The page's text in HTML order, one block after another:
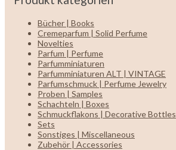
Bücher | Books
Cremeparfum | Solid Perfume
Novelties
Parfum | Perfume
Parfumminiaturen
Parfumminiaturen ALT | VINTAGE
Parfumschmuck | Perfume Jewelry
Proben | Samples
Schachteln | Boxes
Schmuckflakons | Decorative Bottles
Sets
Sonstiges | Miscellaneous
Zubehör | Accessories